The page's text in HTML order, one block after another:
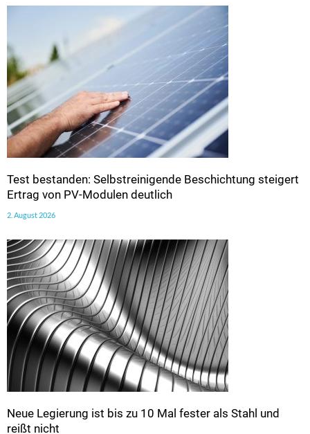
Test bestanden: Selbstreinigende Beschichtung steigert
Ertrag von PV-Modulen deutlich
2. August 2026
Neue Legierung ist bis zu 10 Mal fester als Stahl und
reißt nicht